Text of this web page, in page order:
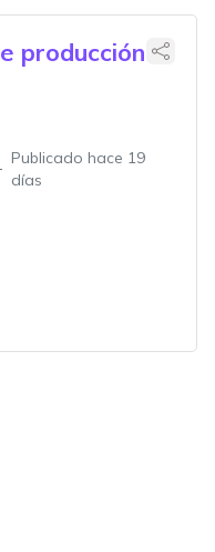
producción
Publicado hace 19
días